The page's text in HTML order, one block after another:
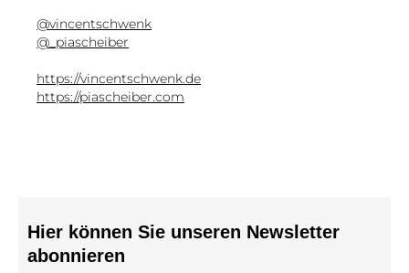
@vincentschwenk
@_piascheiber
https://vincentschwenk.de
https://piascheiber.com
Hier können Sie unseren Newsletter
abonnieren